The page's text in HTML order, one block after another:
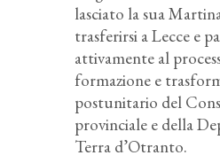
lasciato la sua
trasferirsi a Lecce e
attivamente al
formazione e
postunitario del
provinciale e della
Terra d’Otranto.